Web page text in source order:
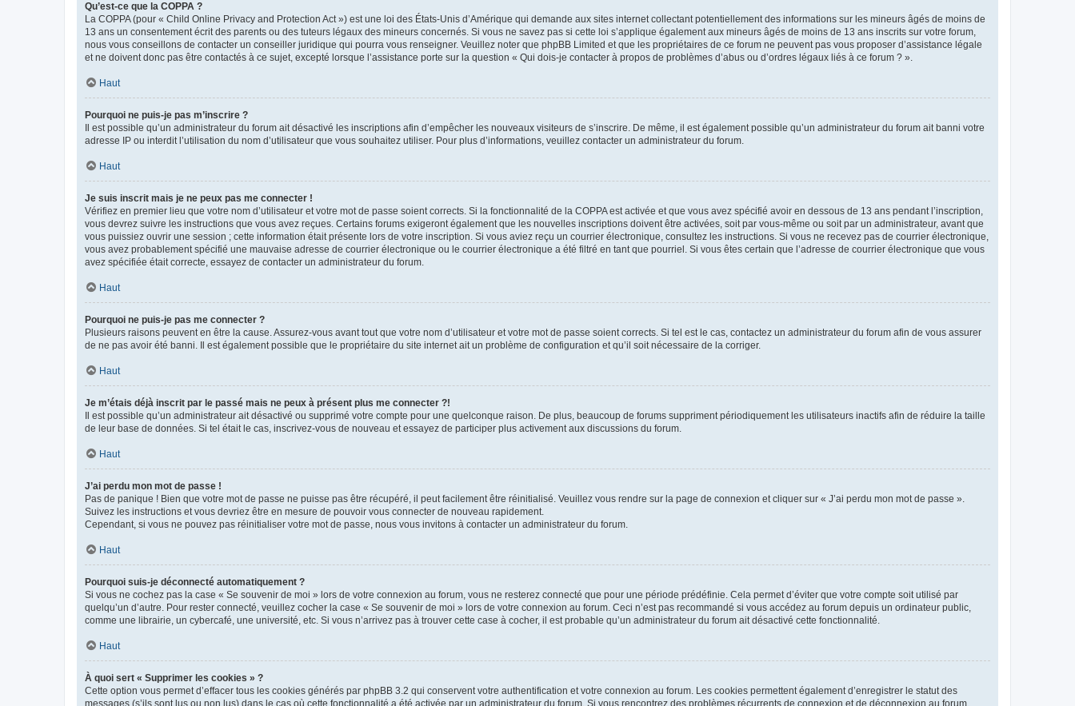
Qu’est-ce que la COPPA ?
La COPPA (pour « Child Online Privacy and Protection Act ») est une loi des États-Unis d’Amérique qui demande aux sites internet collectant potentiellement des informations sur les mineurs âgés de moins de
13 ans un consentement écrit des parents ou des tuteurs légaux des mineurs concernés. Si vous ne savez pas si cette loi s’applique également aux mineurs âgés de moins de 13 ans inscrits sur votre forum,
nous vous conseillons de contacter un conseiller juridique qui pourra vous renseigner. Veuillez noter que phpBB Limited et que les propriétaires de ce forum ne peuvent pas vous proposer d’assistance légale
et ne doivent donc pas être contactés à ce sujet, excepté lorsque l’assistance porte sur la question « Qui dois-je contacter à propos de problèmes d’abus ou d’ordres légaux liés à ce forum ? ».
Haut
Pourquoi ne puis-je pas m’inscrire ?
Il est possible qu’un administrateur du forum ait désactivé les inscriptions afin d’empêcher les nouveaux visiteurs de s’inscrire. De même, il est également possible qu’un administrateur du forum ait banni votre
adresse IP ou interdit l’utilisation du nom d’utilisateur que vous souhaitez utiliser. Pour plus d’informations, veuillez contacter un administrateur du forum.
Haut
Je suis inscrit mais je ne peux pas me connecter !
Vérifiez en premier lieu que votre nom d’utilisateur et votre mot de passe soient corrects. Si la fonctionnalité de la COPPA est activée et que vous avez spécifié avoir en dessous de 13 ans pendant l’inscription,
vous devrez suivre les instructions que vous avez reçues. Certains forums exigeront également que les nouvelles inscriptions doivent être activées, soit par vous-même ou soit par un administrateur, avant que
vous puissiez ouvrir une session ; cette information était présente lors de votre inscription. Si vous aviez reçu un courrier électronique, consultez les instructions. Si vous ne recevez pas de courrier électronique,
vous avez probablement spécifié une mauvaise adresse de courrier électronique ou le courrier électronique a été filtré en tant que pourriel. Si vous êtes certain que l’adresse de courrier électronique que vous
avez spécifiée était correcte, essayez de contacter un administrateur du forum.
Haut
Pourquoi ne puis-je pas me connecter ?
Plusieurs raisons peuvent en être la cause. Assurez-vous avant tout que votre nom d’utilisateur et votre mot de passe soient corrects. Si tel est le cas, contactez un administrateur du forum afin de vous assurer
de ne pas avoir été banni. Il est également possible que le propriétaire du site internet ait un problème de configuration et qu’il soit nécessaire de la corriger.
Haut
Je m’étais déjà inscrit par le passé mais ne peux à présent plus me connecter ?!
Il est possible qu’un administrateur ait désactivé ou supprimé votre compte pour une quelconque raison. De plus, beaucoup de forums suppriment périodiquement les utilisateurs inactifs afin de réduire la taille
de leur base de données. Si tel était le cas, inscrivez-vous de nouveau et essayez de participer plus activement aux discussions du forum.
Haut
J’ai perdu mon mot de passe !
Pas de panique ! Bien que votre mot de passe ne puisse pas être récupéré, il peut facilement être réinitialisé. Veuillez vous rendre sur la page de connexion et cliquer sur « J’ai perdu mon mot de passe ».
Suivez les instructions et vous devriez être en mesure de pouvoir vous connecter de nouveau rapidement.
Cependant, si vous ne pouvez pas réinitialiser votre mot de passe, nous vous invitons à contacter un administrateur du forum.
Haut
Pourquoi suis-je déconnecté automatiquement ?
Si vous ne cochez pas la case « Se souvenir de moi » lors de votre connexion au forum, vous ne resterez connecté que pour une période prédéfinie. Cela permet d’éviter que votre compte soit utilisé par
quelqu’un d’autre. Pour rester connecté, veuillez cocher la case « Se souvenir de moi » lors de votre connexion au forum. Ceci n’est pas recommandé si vous accédez au forum depuis un ordinateur public,
comme une librairie, un cybercafé, une université, etc. Si vous n’arrivez pas à trouver cette case à cocher, il est probable qu’un administrateur du forum ait désactivé cette fonctionnalité.
Haut
À quoi sert « Supprimer les cookies » ?
Cette option vous permet d’effacer tous les cookies générés par phpBB 3.2 qui conservent votre authentification et votre connexion au forum. Les cookies permettent également d’enregistrer le statut des
messages (s’ils sont lus ou non lus) dans le cas où cette fonctionnalité a été activée par un administrateur du forum. Si vous rencontrez des problèmes récurrents de connexion et de déconnexion au forum,